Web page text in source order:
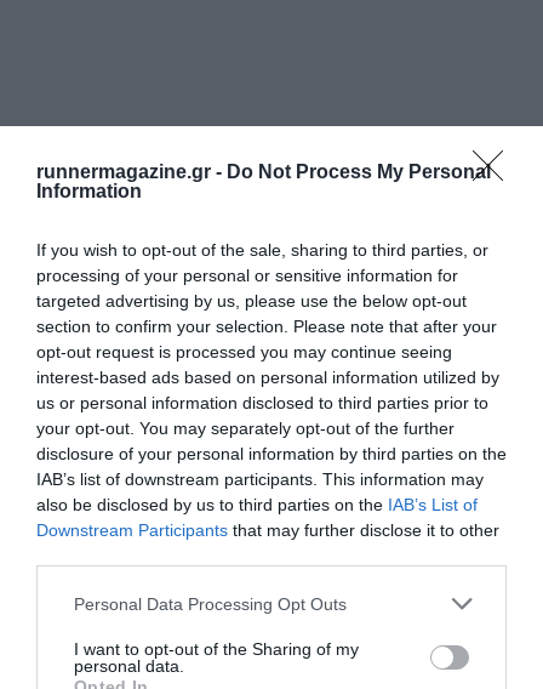
runnermagazine.gr - Do Not Process My Personal
Information
If you wish to opt-out of the sale, sharing to third parties, or
processing of your personal or sensitive information for
targeted advertising by us, please use the below opt-out
section to confirm your selection. Please note that after your
opt-out request is processed you may continue seeing
interest-based ads based on personal information utilized by
us or personal information disclosed to third parties prior to
your opt-out. You may separately opt-out of the further
disclosure of your personal information by third parties on the
IAB’s list of downstream participants. This information may
also be disclosed by us to third parties on the IAB’s List of
Downstream Participants that may further disclose it to other
Personal Data Processing Opt Outs
I want to opt-out of the Sharing of my
personal data.